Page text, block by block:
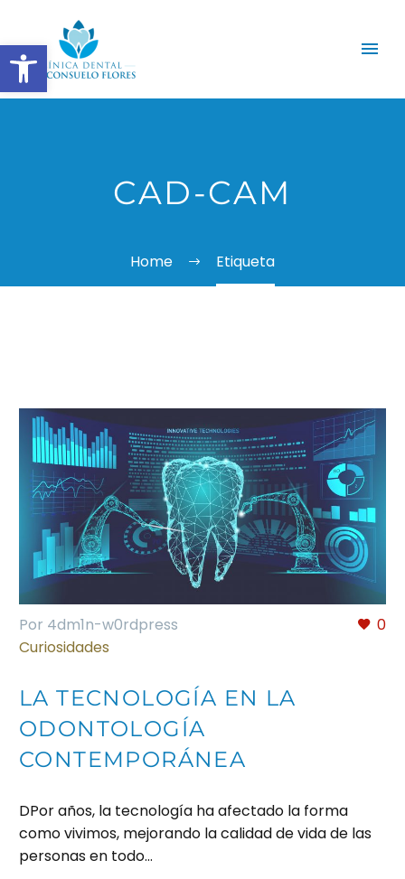
CAD-CAM
Home Etiqueta
0
Por 4dm1n-w0rdpress
Curiosidades
LA TECNOLOGÍA EN LA
ODONTOLOGÍA
CONTEMPORÁNEA
DPor años, la tecnología ha afectado la forma
como vivimos, mejorando la calidad de vida de las
personas en todo…
Abrir barra de herramientas